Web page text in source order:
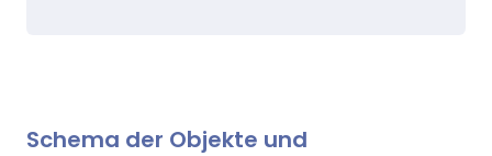
Schema der Objekte und